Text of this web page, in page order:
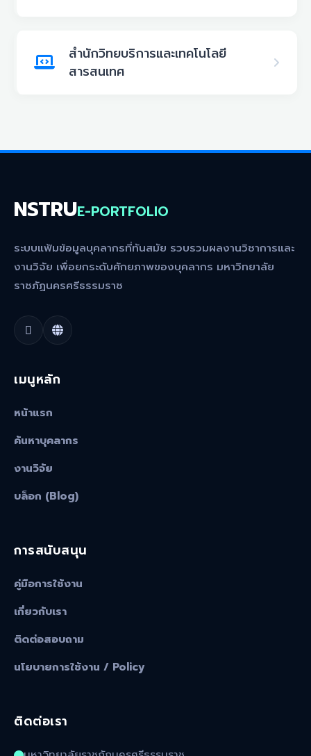
สำนักวิทยบริการและเทคโนโลยี
สารสนเทศ
NSTRUE-PORTFOLIO
ระบบแฟ้มข้อมูลบุคลากรที่ทันสมัย รวบรวมผลงานวิชาการและ
งานวิจัย เพื่อยกระดับศักยภาพของบุคลากร มหาวิทยาลัย
ราชภัฏนครศรีธรรมราช
เมนูหลัก
หน้าแรก
ค้นหาบุคลากร
งานวิจัย
บล็อก (Blog)
การสนับสนุน
คู่มือการใช้งาน
เกี่ยวกับเรา
ติดต่อสอบถาม
นโยบายการใช้งาน / Policy
ติดต่อเรา